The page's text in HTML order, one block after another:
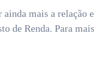
mais a relação
de Renda. Para